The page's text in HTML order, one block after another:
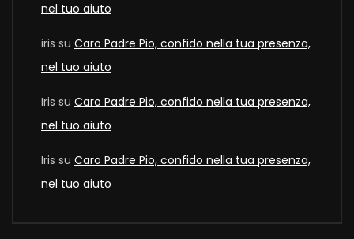
nel tuo aiuto
iris su Caro Padre Pio, confido nella tua presenza,
nel tuo aiuto
Iris su Caro Padre Pio, confido nella tua presenza,
nel tuo aiuto
Iris su Caro Padre Pio, confido nella tua presenza,
nel tuo aiuto